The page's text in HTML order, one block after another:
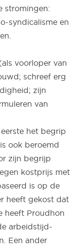
stromingen:
syndicalisme en
voorloper van
schreef erg
zijn
van
het begrip
ook beroemd
zijn begrijp
kostprijs met
is op de
heeft gekost dat
heeft Proudhon
arbeidstijd-
Een ander